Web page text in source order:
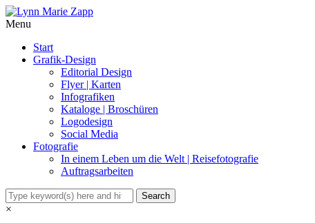
Menu
Start
Grafik-Design
Editorial Design
Flyer | Karten
Infografiken
Kataloge | Broschüren
Logodesign
Social Media
Fotografie
In einem Leben um die Welt | Reisefotografie
Auftragsarbeiten
×